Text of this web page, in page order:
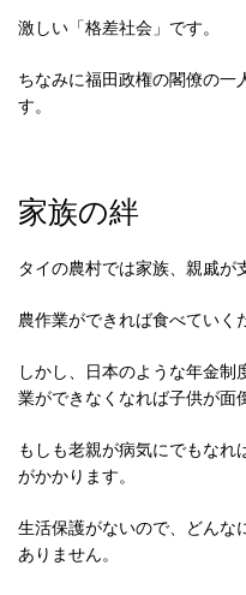
激しい「格差社会」です。
ちなみに福田政権の閣僚の一
す。
家族の絆
タイの農村では家族、親戚が
農作業ができれば食べていく
しかし、日本のような年金
業ができなくなれば子供が面
もしも老親が病気にでもなれ
がかかります。
生活保護がないので、どんな
ありません。